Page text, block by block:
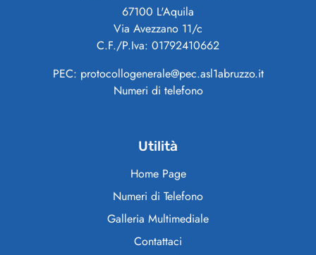
67100 L'Aquila
Via Avezzano 11/c
C.F./P.Iva: 01792410662
PEC: protocollogenerale@pec.asl1abruzzo.it
Numeri di telefono
Utilità
Home Page
Numeri di Telefono
Galleria Multimediale
Contattaci